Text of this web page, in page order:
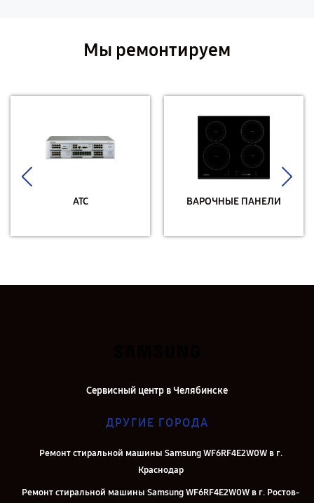
Мы ремонтируем
АТС ВАРОЧНЫЕ ПАНЕЛИ
Сервисный центр в Челябинске
ДРУГИЕ ГОРОДА
Ремонт стиральной машины Samsung WF6RF4E2W0W в г.
Краснодар
Ремонт стиральной машины Samsung WF6RF4E2W0W в г. Ростов-